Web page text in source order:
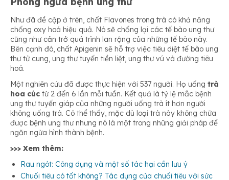
Như đã đề cập ở trên, chất Flavones trong trà có khả năng
chống oxy hoá hiệu quả. Nó sẽ chống lại các tế bào ung thư
cũng như cản trở quá trình lan rộng của những tế bào này.
Bên cạnh đó, chất Apigenin sẽ hỗ trợ việc tiêu diệt tế bào ung
thư tử cung, ung thư tuyến tiền liệt, ung thư vú và đường tiêu
hoá.
Một nghiên cứu đã được thực hiện với 537 người. Họ uống trà
hoa cúc từ 2 đến 6 lần mỗi tuần. Kết quả là tỷ lệ mắc bệnh
ung thư tuyến giáp của những người uống trà ít hơn người
không uống trà. Có thể thấy, mặc dù loại trà này không chữa
được bệnh ung thư nhưng nó là một trong những giải pháp để
ngăn ngừa hình thành bệnh.
>>> Xem thêm:
Rau ngót: Công dụng và một số tác hại cần lưu ý
Chuối tiêu có tốt không? Tác dụng của chuối tiêu với sức